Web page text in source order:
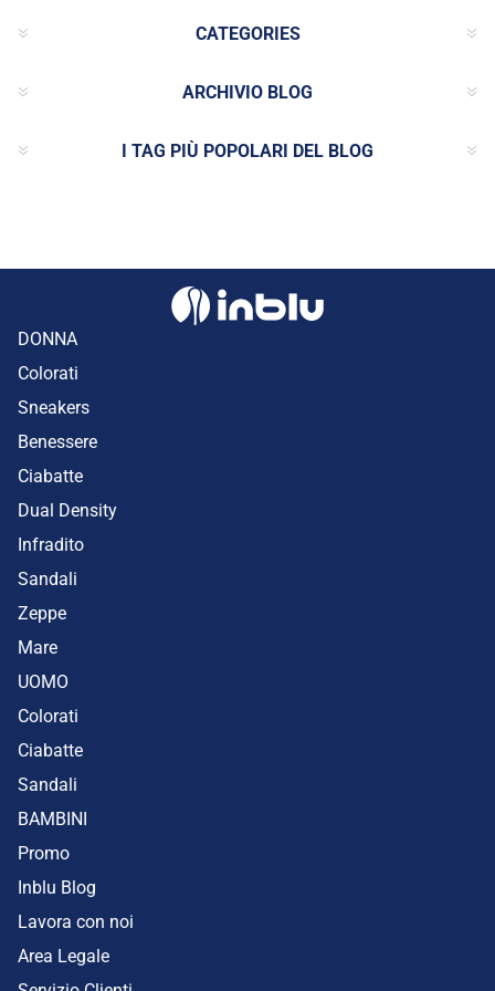
CATEGORIES
ARCHIVIO BLOG
I TAG PIÙ POPOLARI DEL BLOG
DONNA
Colorati
Sneakers
Benessere
Ciabatte
Dual Density
Infradito
Sandali
Zeppe
Mare
UOMO
Colorati
Ciabatte
Sandali
BAMBINI
Promo
Inblu Blog
Lavora con noi
Area Legale